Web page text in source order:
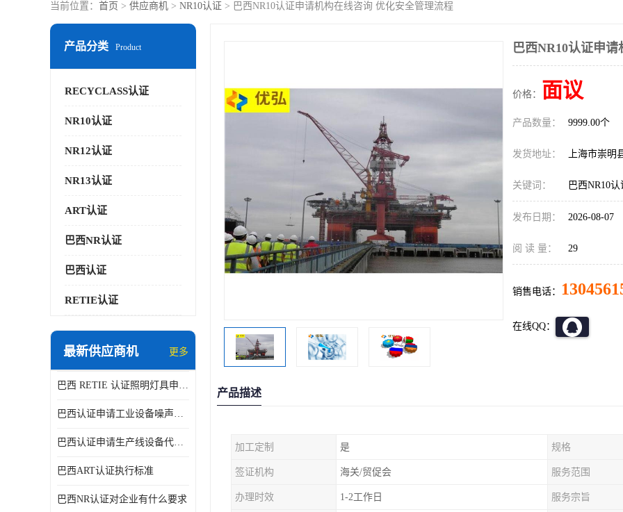
当前位置： 首页 > 供应商机 > NR10认证 > 巴西NR10认证申请机构在线咨询 优化安全管理流程
产品分类 Product
RECYCLASS认证
NR10认证
NR12认证
NR13认证
ART认证
巴西NR认证
巴西认证
RETIE认证
最新供应商机 更多
巴西 RETIE 认证照明灯具申请 RETIE 认证
巴西认证申请工业设备噪声控制认证规范
巴西认证申请生产线设备代理机构选择
巴西ART认证执行标准
巴西NR认证对企业有什么要求
巴西NR10认证申
价格： 面议
产品数量： 9999.00个
发货地址： 上海市崇
关键词： 巴西NR10
发布日期： 2026-08-07
阅 读 量： 29
销售电话：
在线QQ：
产品描述
加工定制 是 规格
签证机构 海关/贸促会 服务范围
办理时效 1-2工作日 服务宗旨